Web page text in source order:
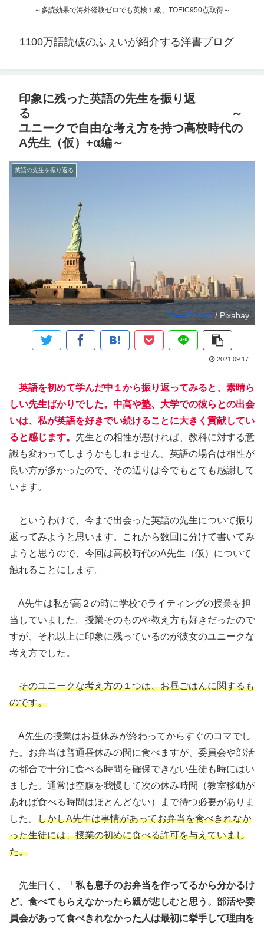
～多読効果で海外経験ゼロでも英検１級、TOEIC950点取得～
1100万語読破のふぇいが紹介する洋書ブログ
印象に残った英語の先生を振り返
る ～
ユニークで自由な考え方を持つ高校時代の
A先生（仮）+α編～
英語の先生を振り返る
Free-Photos / Pixabay
2021.09.17
英語を初めて学んだ中１から振り返ってみると、素晴ら
しい先生ばかりでした。中高や塾、大学での彼らとの出会
いは、私が英語を好きでい続けることに大きく貢献してい
ると感じます。 先生との相性が悪ければ、教科に対する意
識も変わってしまうかもしれません。英語の場合は相性が
良い方が多かったので、その辺りは今でもとても感謝して
います。
というわけで、今まで出会った英語の先生について振り
返ってみようと思います。これから数回に分けて書いてみ
ようと思うので、今回は高校時代のA先生（仮）について
触れることにします。
A先生は私が高２の時に学校でライティングの授業を担
当していました。授業そのものや教え方も好きだったので
すが、それ以上に印象に残っているのが彼女のユニークな
考え方でした。
そのユニークな考え方の１つは、お昼ごはんに関するも
のです。
A先生の授業はお昼休みが終わってからすぐのコマでし
た。お弁当は普通昼休みの間に食べますが、委員会や部活
の都合で十分に食べる時間を確保できない生徒も時にはい
ました。通常は空腹を我慢して次の休み時間（教室移動が
あれば食べる時間はほとんどない）まで待つ必要がありま
した。 しかしA先生は事情があってお弁当を食べきれなか
った生徒には、授業の初めに食べる許可を与えていまし
た。
先生曰く、「 私も息子のお弁当を作ってるから分かるけ
ど、食べてもらえなかったら親が悲しむと思う。部活や委
員会があって食べきれなかった人は最初に挙手して理由を